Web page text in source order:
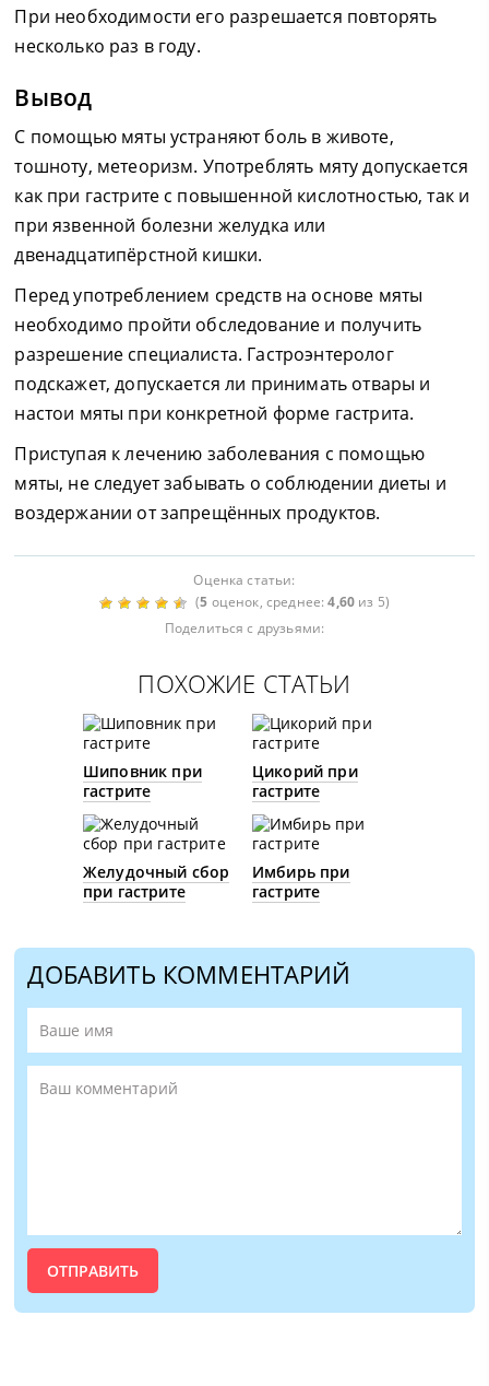
При необходимости его разрешается повторять
несколько раз в году.
Вывод
С помощью мяты устраняют боль в животе,
тошноту, метеоризм. Употреблять мяту допускается
как при гастрите с повышенной кислотностью, так и
при язвенной болезни желудка или
двенадцатипёрстной кишки.
Перед употреблением средств на основе мяты
необходимо пройти обследование и получить
разрешение специалиста. Гастроэнтеролог
подскажет, допускается ли принимать отвары и
настои мяты при конкретной форме гастрита.
Приступая к лечению заболевания с помощью
мяты, не следует забывать о соблюдении диеты и
воздержании от запрещённых продуктов.
Оценка статьи:
(5 оценок, среднее:4,60 из 5)
Поделиться с друзьями:
ПОХОЖИЕ СТАТЬИ
Шиповник при
гастрите
Цикорий при
гастрите
Желудочный сбор
при гастрите
Имбирь при
гастрите
ДОБАВИТЬ КОММЕНТАРИЙ